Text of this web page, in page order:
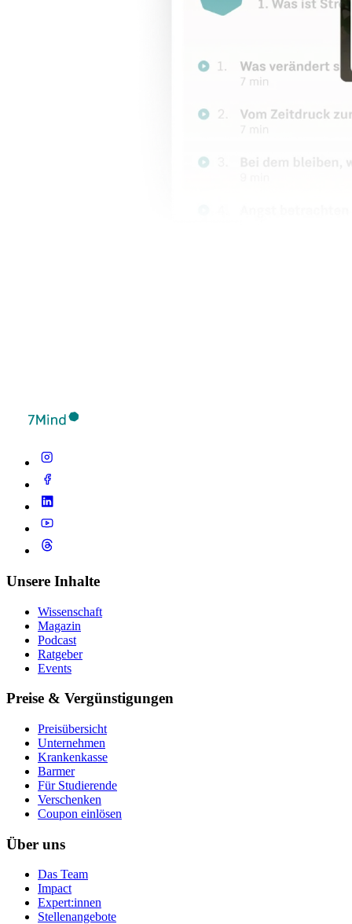
Unsere Inhalte
Wissenschaft
Magazin
Podcast
Ratgeber
Events
Preise & Vergünstigungen
Preisübersicht
Unternehmen
Krankenkasse
Barmer
Für Studierende
Ver­schen­ken
Coupon einlösen
Über uns
Das Team
Impact
Expert:innen
Stellenangebote